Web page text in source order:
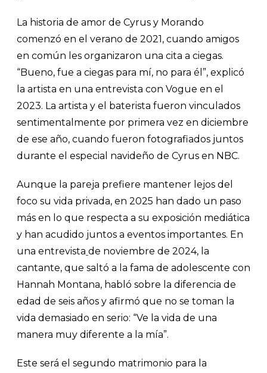
La historia de amor de Cyrus y Morando
comenzó en el verano de 2021, cuando amigos
en común les organizaron una cita a ciegas.
“Bueno, fue a ciegas para mí, no para él”, explicó
la artista en una entrevista con Vogue en el
2023. La artista y el baterista fueron vinculados
sentimentalmente por primera vez en diciembre
de ese año, cuando fueron fotografiados juntos
durante el especial navideño de Cyrus en NBC.
Aunque la pareja prefiere mantener lejos del
foco su vida privada, en 2025 han dado un paso
más en lo que respecta a su exposición mediática
y han acudido juntos a eventos importantes. En
una entrevista de noviembre de 2024, la
cantante, que saltó a la fama de adolescente con
Hannah Montana, habló sobre la diferencia de
edad de seis años y afirmó que no se toman la
vida demasiado en serio: “Ve la vida de una
manera muy diferente a la mía”.
Este será el segundo matrimonio para la